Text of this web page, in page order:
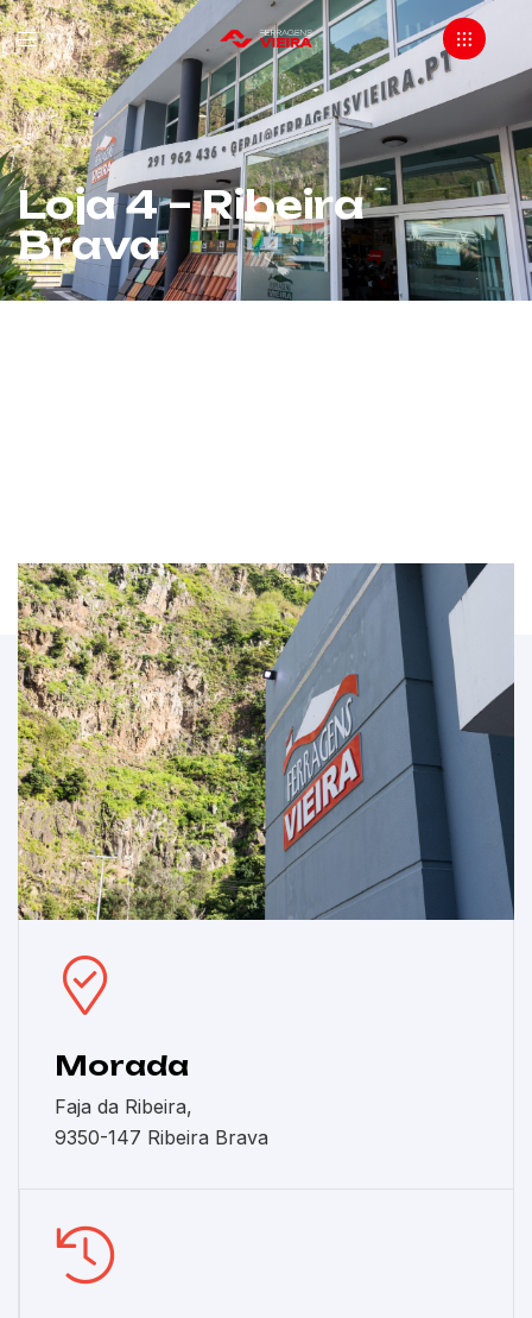
Loja 4 – Ribeira
Brava
Morada
Faja da Ribeira,
9350-147 Ribeira Brava